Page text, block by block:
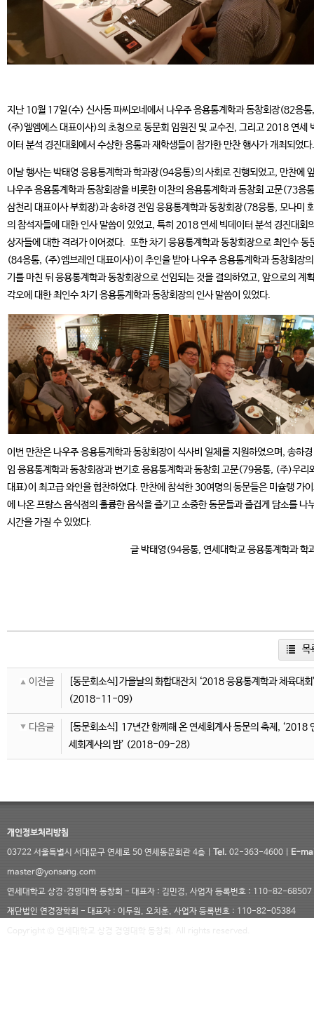
지난 10월 17일(수) 신사동 파씨오네에서 나우주 응용통계학과 동창회장(82응통,
(주)엘엠에스 대표이사)의 초청으로 동문회 임원진 및 교수진, 그리고 2018 연세
이터 분석 경진대회에서 수상한 응통과 재학생들이 참가한 만찬 행사가 개최되었다.
이날 행사는 박태영 응용통계학과 학과장(94응통)의 사회로 진행되었고, 만찬에
나우주 응용통계학과 동창회장을 비롯한 이찬의 응용통계학과 동창회 고문(73응
삼천리 대표이사 부회장)과 송하경 전임 응용통계학과 동창회장(78응통, 모나미
의 참석자들에 대한 인사 말씀이 있었고, 특히 2018 연세 빅데이터 분석 경진대회
상자들에 대한 격려가 이어졌다. 또한 차기 응용통계학과 동창회장으로 최인수 동
(84응통, (주)엠브레인 대표이사)이 추인을 받아 나우주 응용통계학과 동창회장
기를 마친 뒤 응용통계학과 동창회장으로 선임되는 것을 결의하였고, 앞으로의 계
각오에 대한 최인수 차기 응용통계학과 동창회장의 인사 말씀이 있었다.
이번 만찬은 나우주 응용통계학과 동창회장이 식사비 일체를 지원하였으며, 송하
임 응용통계학과 동창회장과 변기호 응용통계학과 동창회 고문(79응통, (주)우리
대표)이 최고급 와인을 협찬하였다. 만찬에 참석한 30여명의 동문들은 미슐랭 가
에 나온 프랑스 음식점의 훌륭한 음식을 즐기고 소중한 동문들과 즐겁게 담소를 나
시간을 가질 수 있었다.
글 박태영(94응통, 연세대학교 응용통계학과 학
목
이전글
[동문회소식]가을날의 화합대잔치 ‘2018 응용통계학과 체육대회
(2018-11-09)
다음글
[동문회소식] 17년간 함께해 온 연세회계사 동문의 축제, ‘2018
세회계사의 밤’ (2018-09-28)
개인정보처리방침
03722 서울특별시 서대문구 연세로 50 연세동문회관 4층 |
Tel. 02-363-4600 | E-
master@yonsang.com
연세대학교 상경·경영대학 동창회 - 대표자 : 김민경, 사업자 등록번호 : 110-82-68507
재단법인 연경장학회 - 대표자 : 이두원, 오치훈, 사업자 등록번호 : 110-82-05384